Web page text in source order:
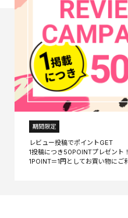
期間限定
レビュー投稿でポイントGET
1投稿につき50POINTプレゼント！